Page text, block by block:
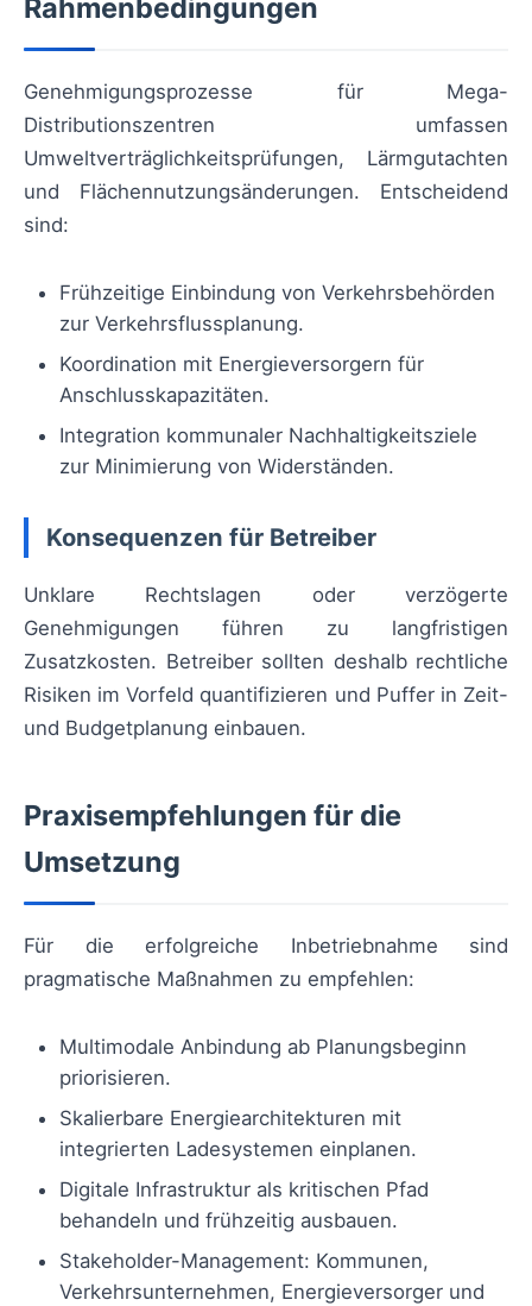
Rahmenbedingungen
Genehmigungsprozesse für Mega-
Distributionszentren umfassen
Umweltverträglichkeitsprüfungen, Lärmgutachten
und Flächennutzungsänderungen. Entscheidend
sind:
Frühzeitige Einbindung von Verkehrsbehörden
zur Verkehrsflussplanung.
Koordination mit Energieversorgern für
Anschlusskapazitäten.
Integration kommunaler Nachhaltigkeitsziele
zur Minimierung von Widerständen.
Konsequenzen für Betreiber
Unklare Rechtslagen oder verzögerte
Genehmigungen führen zu langfristigen
Zusatzkosten. Betreiber sollten deshalb rechtliche
Risiken im Vorfeld quantifizieren und Puffer in Zeit-
und Budgetplanung einbauen.
Praxisempfehlungen für die
Umsetzung
Für die erfolgreiche Inbetriebnahme sind
pragmatische Maßnahmen zu empfehlen:
Multimodale Anbindung ab Planungsbeginn
priorisieren.
Skalierbare Energiearchitekturen mit
integrierten Ladesystemen einplanen.
Digitale Infrastruktur als kritischen Pfad
behandeln und frühzeitig ausbauen.
Stakeholder-Management: Kommunen,
Verkehrsunternehmen, Energieversorger und